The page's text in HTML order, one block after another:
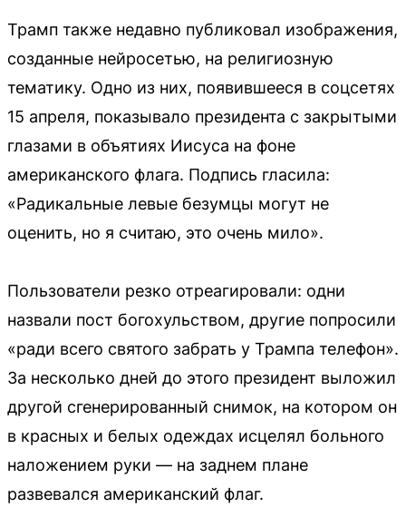
Трамп также недавно публиковал изображения,
созданные нейросетью, на религиозную
тематику. Одно из них, появившееся в соцсетях
15 апреля, показывало президента с закрытыми
глазами в объятиях Иисуса на фоне
американского флага. Подпись гласила:
«Радикальные левые безумцы могут не
оценить, но я считаю, это очень мило».
Пользователи резко отреагировали: одни
назвали пост богохульством, другие попросили
«ради всего святого забрать у Трампа телефон».
За несколько дней до этого президент выложил
другой сгенерированный снимок, на котором он
в красных и белых одеждах исцелял больного
наложением руки — на заднем плане
развевался американский флаг.